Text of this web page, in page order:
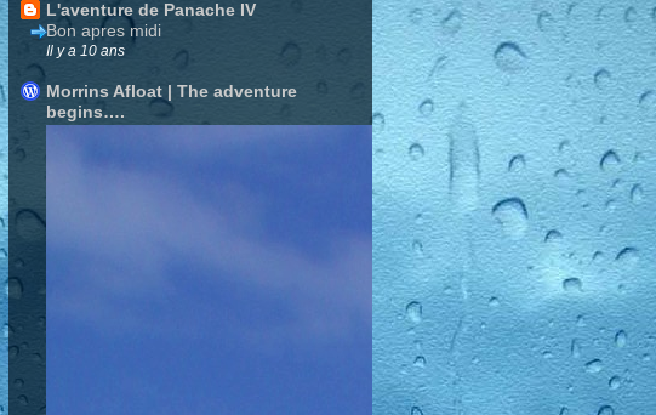
L'aventure de Panache IV
Bon apres midi
Il y a 10 ans
Morrins Afloat | The adventure
begins….